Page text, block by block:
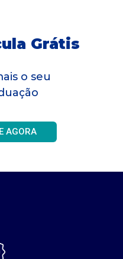
Grátis
o seu
AGORA